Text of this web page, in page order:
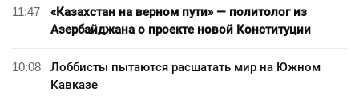
11:47
«Казахстан на верном пути» — политолог из
Азербайджана о проекте новой Конституции
10:08
Лоббисты пытаются расшатать мир на Южном
Кавказе